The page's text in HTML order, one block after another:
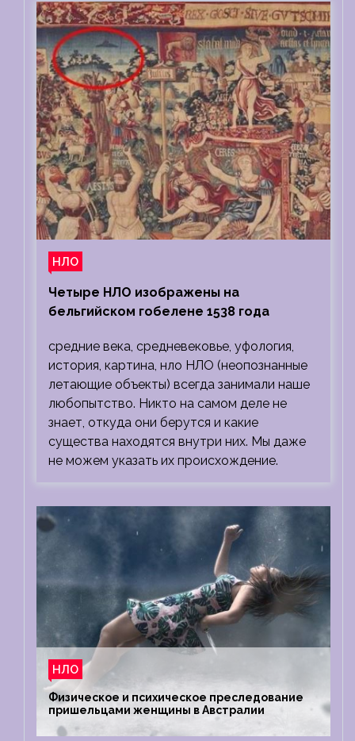
НЛО
Четыре НЛО изображены на
бельгийском гобелене 1538 года
средние века, средневековье, уфология,
история, картина, нло НЛО (неопознанные
летающие объекты) всегда занимали наше
любопытство. Никто на самом деле не
знает, откуда они берутся и какие
существа находятся внутри них. Мы даже
не можем указать их происхождение.
НЛО
Физическое и психическое преследование
пришельцами женщины в Австралии